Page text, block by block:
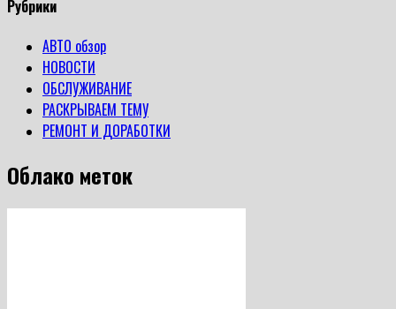
Рубрики
АВТО обзор
НОВОСТИ
ОБСЛУЖИВАНИЕ
РАСКРЫВАЕМ ТЕМУ
РЕМОНТ И ДОРАБОТКИ
Облако меток